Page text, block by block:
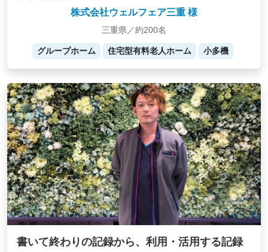
株式会社ウェルフェア三重 様
三重県／約200名
グループホーム 住宅型有料老人ホーム 小多機
書いて終わりの記録から、利用・活用する記録